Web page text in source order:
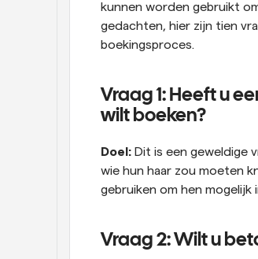
kunnen worden gebruikt
gedachten, hier zijn tien
boekingsproces.
Vraag 1: Heeft u
wilt boeken?
Doel: Dit is een geweldige
wie hun haar zou moeten
gebruiken om hen mogelijk
Vraag 2: Wilt u